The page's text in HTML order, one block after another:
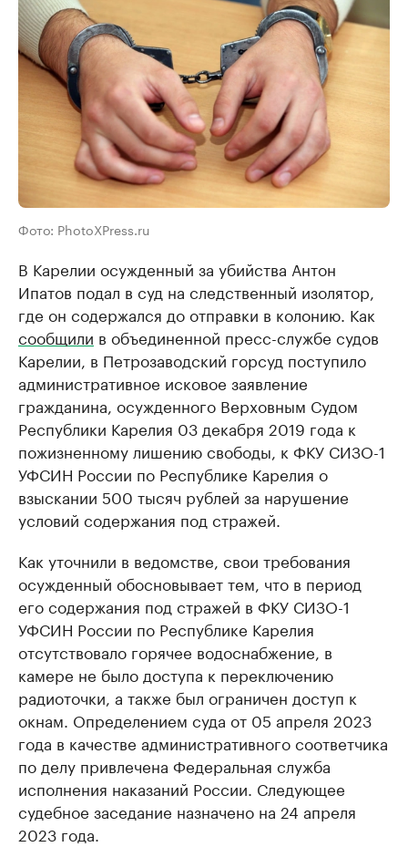
Фото: PhotoXPress.ru
В Карелии осужденный за убийства Антон
Ипатов подал в суд на следственный изолятор,
где он содержался до отправки в колонию. Как
сообщили в объединенной пресс-службе судов
Карелии, в Петрозаводский горсуд поступило
административное исковое заявление
гражданина, осужденного Верховным Судом
Республики Карелия 03 декабря 2019 года к
пожизненному лишению свободы, к ФКУ СИЗО-1
УФСИН России по Республике Карелия о
взыскании 500 тысяч рублей за нарушение
условий содержания под стражей.
Как уточнили в ведомстве, свои требования
осужденный обосновывает тем, что в период
его содержания под стражей в ФКУ СИЗО-1
УФСИН России по Республике Карелия
отсутствовало горячее водоснабжение, в
камере не было доступа к переключению
радиоточки, а также был ограничен доступ к
окнам. Определением суда от 05 апреля 2023
года в качестве административного соответчика
по делу привлечена Федеральная служба
исполнения наказаний России. Следующее
судебное заседание назначено на 24 апреля
2023 года.